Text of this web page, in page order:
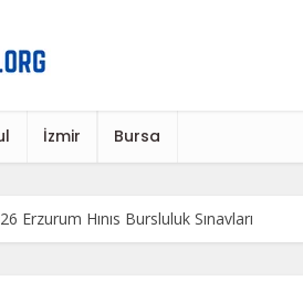
İzmir Bursa
Erzurum Hınıs Bursluluk Sınavları